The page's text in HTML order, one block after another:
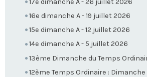
17e dimanche A - 26 juillet 2026
16e dimanche A - 19 juillet 2026
15e dimanche A - 12 juillet 2026
14e dimanche A - 5 juillet 2026
13ème Dimanche du Temps
12ème Temps Ordinaire : Dimanche